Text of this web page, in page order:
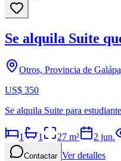
Se alquila Suite
Otros, Provincia de
US$ 350
Se alquila Suite para
1 1 27 m² 2 jun.
Contactar Ver detalles